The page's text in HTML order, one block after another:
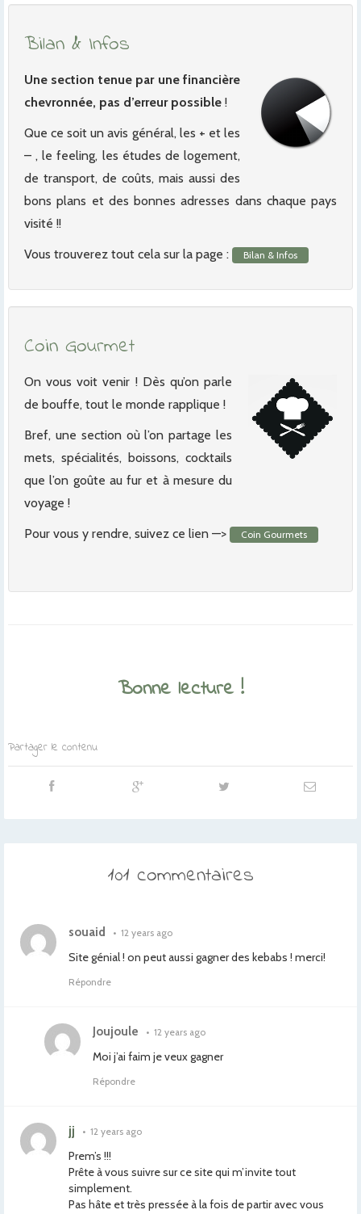
Bilan & Infos
Une section tenue par une financière
chevronnée, pas d’erreur possible !
Que ce soit un avis général, les + et les
– , le feeling, les études de logement,
de transport, de coûts, mais aussi des
bons plans et des bonnes adresses dans chaque pays
visité !!
Vous trouverez tout cela sur la page :
Bilan & Infos
Coin Gourmet
On vous voit venir ! Dès qu’on parle
de bouffe, tout le monde rapplique !
Bref, une section où l’on partage les
mets, spécialités, boissons, cocktails
que l’on goûte au fur et à mesure du
voyage !
Pour vous y rendre, suivez ce lien —>
Coin Gourmets
Bonne lecture !
Partager le contenu
101 commentaires
souaid • 12 years ago
Site génial ! on peut aussi gagner des kebabs ! merci!
Répondre
Joujoule • 12 years ago
Moi j’ai faim je veux gagner
Répondre
jj • 12 years ago
Prem’s !!!
Prête à vous suivre sur ce site qui m’invite tout
simplement.
Pas hâte et très pressée à la fois de partir avec vous